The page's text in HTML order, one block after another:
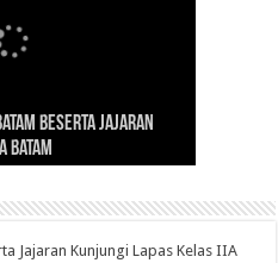
Beserta Jajaran
Batam
I DPD RI di Polda
Narkotika
Generasi
Layani Masyarakat
Wanita Berkelas
Jajaran Kunjungi Lapas Kelas IIA